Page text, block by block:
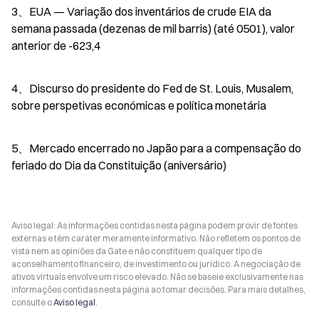
3、EUA — Variação dos inventários de crude EIA da
semana passada (dezenas de mil barris) (até 0501), valor
anterior de -623,4
4、Discurso do presidente do Fed de St. Louis, Musalem,
sobre perspetivas económicas e política monetária
5、Mercado encerrado no Japão para a compensação do
feriado do Dia da Constituição (aniversário)
Aviso legal: As informações contidas nesta página podem provir de fontes
externas e têm caráter meramente informativo. Não refletem os pontos de
vista nem as opiniões da Gate e não constituem qualquer tipo de
aconselhamento financeiro, de investimento ou jurídico. A negociação de
ativos virtuais envolve um risco elevado. Não se baseie exclusivamente nas
informações contidas nesta página ao tomar decisões. Para mais detalhes,
consulte oAviso legal